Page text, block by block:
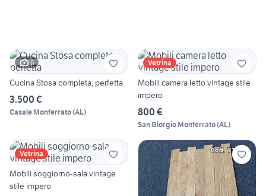
6
Cucina Stosa completa, perfetta
3.500 €
Casale Monferrato(AL)
Vetrina
Mobili camera letto vintage stile
impero
800 €
San Giorgio Monferrato(AL)
Vetrina
Mobili soggiorno-sala vintage
stile impero